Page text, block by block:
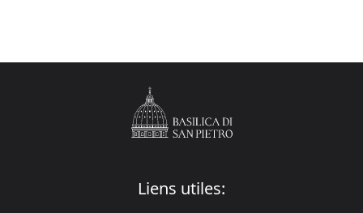
Liens utiles: